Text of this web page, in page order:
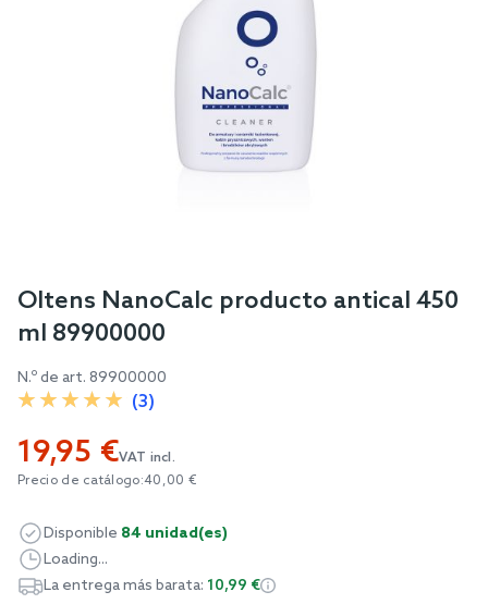
Skip
beginning
of
images
gallery
Oltens NanoCalc producto antical 450
ml 89900000
N.º de art. 89900000
(3)
19,95 €VAT incl.
Precio de catálogo:40,00 €
Disponible 84 unidad(es)
Loading...
La entrega más barata: 10,99 €